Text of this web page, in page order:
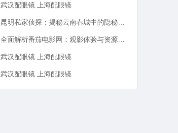
武汉配眼镜 上海配眼镜
武汉配眼镜 上海配眼镜
武汉配眼镜 上海配眼镜